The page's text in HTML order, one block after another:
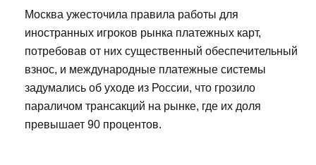
Москва ужесточила правила работы для
иностранных игроков рынка платежных карт,
потребовав от них существенный обеспечительный
взнос, и международные платежные системы
задумались об уходе из России, что грозило
параличом трансакций на рынке, где их доля
превышает 90 процентов.